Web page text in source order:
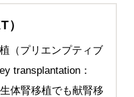
）
（プリエンプティブ
transplantation：
体腎移植でも献腎移